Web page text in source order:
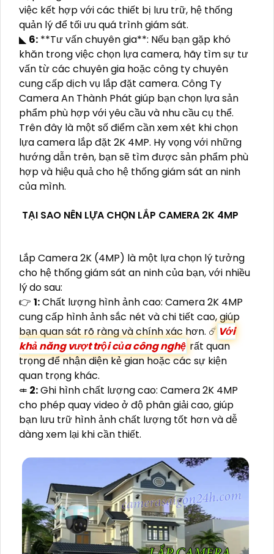
việc kết hợp với các thiết bị lưu trữ, hệ thống
quản lý để tối ưu quá trình giám sát.
◣ 6: **Tư vấn chuyên gia**: Nếu bạn gặp khó
khăn trong việc chọn lựa camera, hãy tìm sự tư
vấn từ các chuyên gia hoặc công ty chuyên
cung cấp dịch vụ lắp đặt camera. Công Ty
Camera An Thành Phát giúp bạn chọn lựa sản
phẩm phù hợp với yêu cầu và nhu cầu cụ thể.
Trên đây là một số điểm cần xem xét khi chọn
lựa camera lắp đặt 2K 4MP. Hy vọng với những
hướng dẫn trên, bạn sẽ tìm được sản phẩm phù
hợp và hiệu quả cho hệ thống giám sát an ninh
của mình.
TẠI SAO NÊN LỰA CHỌN LẮP CAMERA 2K 4MP
Lắp Camera 2K (4MP) là một lựa chọn lý tưởng
cho hệ thống giám sát an ninh của bạn, với nhiều
lý do sau:
👉 1:Chất lượng hình ảnh cao: Camera 2K 4MP
cung cấp hình ảnh sắc nét và chi tiết cao, giúp
bạn quan sát rõ ràng và chính xác hơn. ☄️ Với
khả năng vượt trội của công nghệ rất quan
trọng để nhận diện kẻ gian hoặc các sự kiện
quan trọng khác.
⤂ 2:Ghi hình chất lượng cao: Camera 2K 4MP
cho phép quay video ở độ phân giải cao, giúp
bạn lưu trữ hình ảnh chất lượng tốt hơn và dễ
dàng xem lại khi cần thiết.